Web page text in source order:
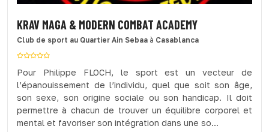
KRAV MAGA & MODERN COMBAT ACADEMY
Club de sport au Quartier Ain Sebaa à Casablanca
Pour Philippe FLOCH, le sport est un vecteur de
l’épanouissement de l’individu, quel que soit son âge,
son sexe, son origine sociale ou son handicap. Il doit
permettre à chacun de trouver un équilibre corporel et
mental et favoriser son intégration dans une so...